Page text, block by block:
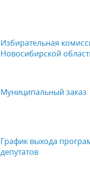
Избирательная
Новосибирской
Муниципальный заказ
График выхода
депутатов